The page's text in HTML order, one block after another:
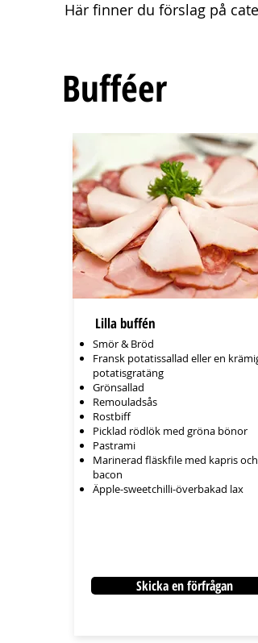
​Här finner du förslag på
Bufféer
Lilla buffén
Smör & Bröd
Fransk potatissallad eller en
potatisgratäng
Grönsallad
Remouladsås
Rostbiff
Picklad rödlök med gröna bönor
Pastrami
Marinerad fläskfile med kapris och
bacon
Äpple-sweetchilli-överbakad lax​​​​​​​
Skicka en förfrågan